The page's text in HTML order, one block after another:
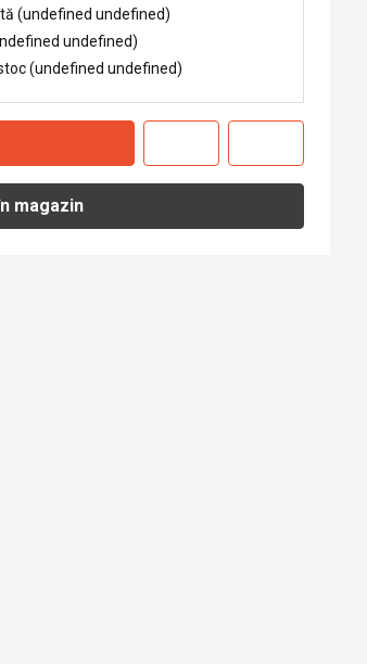
(undefined undefined)
undefined)
(undefined undefined)
magazin